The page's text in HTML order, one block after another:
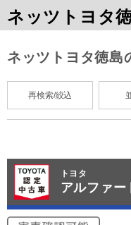
ネッツトヨタ
ネッツトヨタ徳島
再検索/絞込
トヨタ
アルファー